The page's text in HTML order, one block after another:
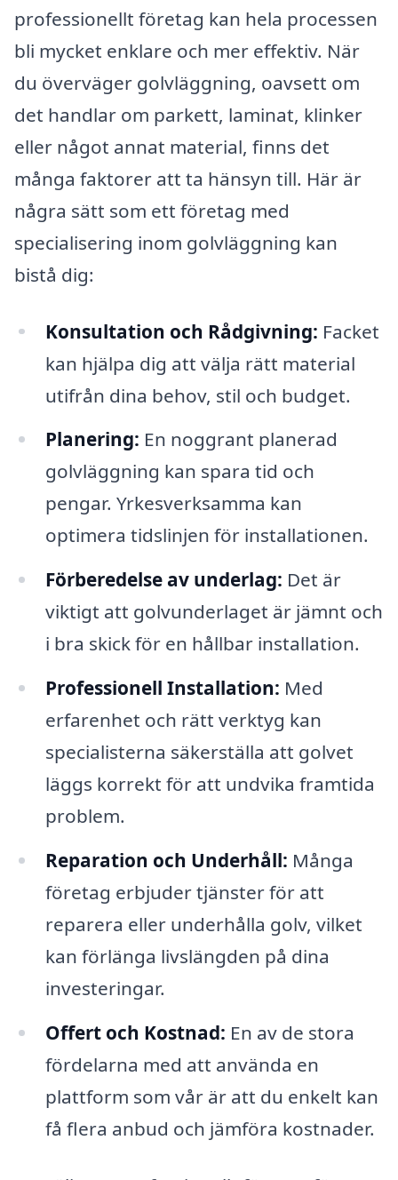
professionellt företag kan hela processen
bli mycket enklare och mer effektiv. När
du överväger golvläggning, oavsett om
det handlar om parkett, laminat, klinker
eller något annat material, finns det
många faktorer att ta hänsyn till. Här är
några sätt som ett företag med
specialisering inom golvläggning kan
bistå dig:
Konsultation och Rådgivning: Facket
kan hjälpa dig att välja rätt material
utifrån dina behov, stil och budget.
Planering: En noggrant planerad
golvläggning kan spara tid och
pengar. Yrkesverksamma kan
optimera tidslinjen för installationen.
Förberedelse av underlag: Det är
viktigt att golvunderlaget är jämnt och
i bra skick för en hållbar installation.
Professionell Installation: Med
erfarenhet och rätt verktyg kan
specialisterna säkerställa att golvet
läggs korrekt för att undvika framtida
problem.
Reparation och Underhåll: Många
företag erbjuder tjänster för att
reparera eller underhålla golv, vilket
kan förlänga livslängden på dina
investeringar.
Offert och Kostnad: En av de stora
fördelarna med att använda en
plattform som vår är att du enkelt kan
få flera anbud och jämföra kostnader.